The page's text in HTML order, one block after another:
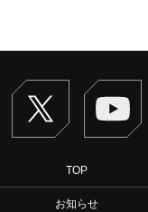
Twitter
TOP
お知らせ